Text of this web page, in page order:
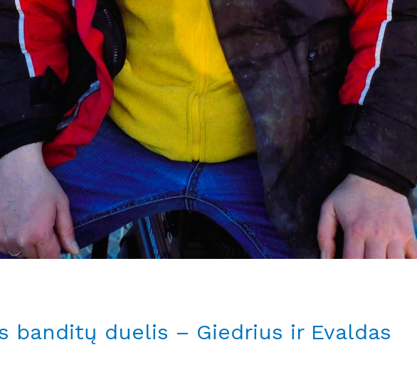
banditų duelis – Giedrius ir Evaldas